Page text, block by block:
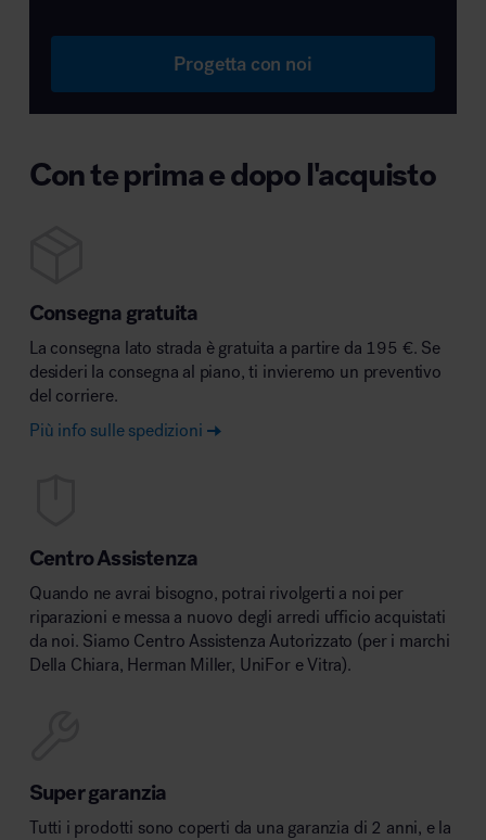
Progetta con noi
Con te prima e dopo l'acquisto
Consegna gratuita
La consegna lato strada è gratuita a partire da 195 €. Se
desideri la consegna al piano, ti invieremo un preventivo
del corriere.
Più info sulle spedizioni
Centro Assistenza
Quando ne avrai bisogno, potrai rivolgerti a noi per
riparazioni e messa a nuovo degli arredi ufficio acquistati
da noi. Siamo Centro Assistenza Autorizzato (per i marchi
Della Chiara, Herman Miller, UniFor e Vitra).
Super garanzia
Tutti i prodotti sono coperti da una garanzia di 2 anni, e la